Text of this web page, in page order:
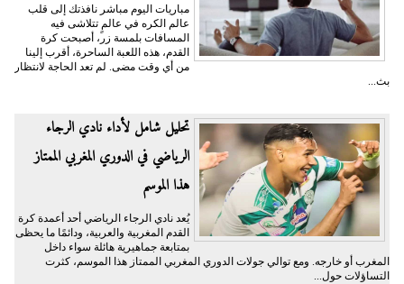
مباريات اليوم مباشر نافذتك إلى قلب
عالم الكره في عالمٍ تتلاشى فيه
المسافات بلمسة زر، أصبحت كرة
القدم، هذه اللعبة الساحرة، أقرب إلينا
من أي وقت مضى. لم تعد الحاجة لانتظار
بث...
تحليل شامل لأداء نادي الرجاء
الرياضي في الدوري المغربي الممتاز
هذا الموسم
يُعد نادي الرجاء الرياضي أحد أعمدة كرة
القدم المغربية والعربية، ودائمًا ما يحظى
بمتابعة جماهيرية هائلة سواء داخل
المغرب أو خارجه. ومع توالي جولات الدوري المغربي الممتاز هذا الموسم، كثرت
التساؤلات حول...